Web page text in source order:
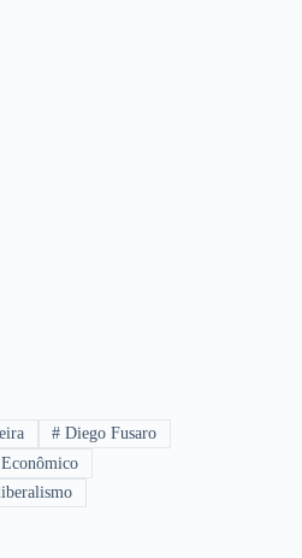
# Diego Fusaro